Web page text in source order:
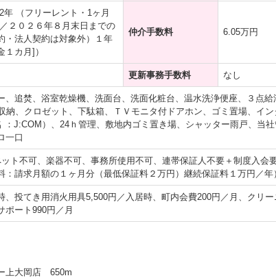
（フリーレント・1ヶ月
２０２６年８月末日までの
・法人契約は対象外）１年
カ月]）
仲介手数料 6.05万円
更新事務手数料 なし
、追焚、浴室乾燥機、洗面台、洗面化粧台、温水洗浄便座、３点
納、クロゼット、下駄箱、ＴＶモニタ付ドアホン、ゴミ置場、イ
：J:COM）、24ｈ管理、敷地内ゴミ置き場、シャッター雨戸、当
一口
ト不可、楽器不可、事務所使用不可、連帯保証人不要＋制度入会
：請求月額の１ヶ月分（最低保証料２万円）継続保証料１万円／年
、投てき用消火用具5,500円／入居時、町内会費200円／月、クリ
ポート990円／月
上大岡店 650m